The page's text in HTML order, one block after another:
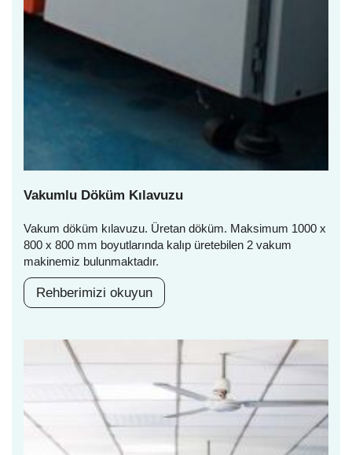
Vakumlu Döküm Kılavuzu
Vakum döküm kılavuzu. Üretan döküm. Maksimum 1000 x
800 x 800 mm boyutlarında kalıp üretebilen 2 vakum
makinemiz bulunmaktadır.
Rehberimizi okuyun